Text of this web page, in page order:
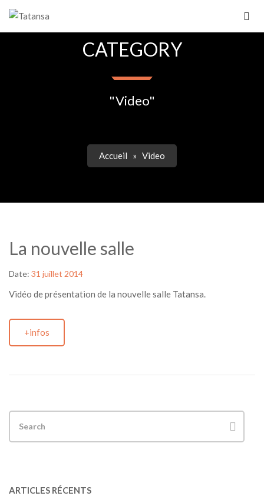
CATEGORY
"Video"
Accueil » Video
La nouvelle salle
Date: 31 juillet 2014
Vidéo de présentation de la nouvelle salle Tatansa.
+infos
ARTICLES RÉCENTS